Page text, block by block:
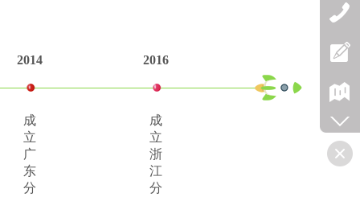
2014 2016
成
立
广
东
分
成
立
浙
江
分